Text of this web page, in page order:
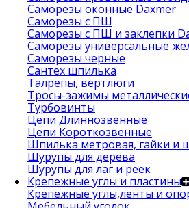
Саморезы оконные Daxmer
Саморезы с ПШ
Саморезы с ПШ и заклепки
Саморезы универсальные
Саморезы черные
Сантех шпилька
Талрепы, вертлюги
Тросы-зажимы
Турбовинты
Цепи Длиннозвенные
Цепи Короткозвенные
Шпилька метровая, гайки и
Шурупы для дерева
Шурупы для лаг и реек
Крепежные углы и пластины
Крепежные углы,ленты и